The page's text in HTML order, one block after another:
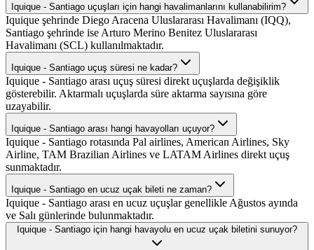
Iquique - Santiago uçuşları için hangi havalimanlarını kullanabilirim?
Iquique şehrinde Diego Aracena Uluslararası Havalimanı (IQQ),
Santiago şehrinde ise Arturo Merino Benitez Uluslararası
Havalimanı (SCL) kullanılmaktadır.
Iquique - Santiago uçuş süresi ne kadar?
Iquique - Santiago arası uçuş süresi direkt uçuşlarda değişiklik
gösterebilir. Aktarmalı uçuşlarda süre aktarma sayısına göre
uzayabilir.
Iquique - Santiago arası hangi havayolları uçuyor?
Iquique - Santiago rotasında Pal airlines, American Airlines, Sky
Airline, TAM Brazilian Airlines ve LATAM Airlines direkt uçuş
sunmaktadır.
Iquique - Santiago en ucuz uçak bileti ne zaman?
Iquique - Santiago arası en ucuz uçuşlar genellikle Ağustos ayında
ve Salı günlerinde bulunmaktadır.
Iquique - Santiago için hangi havayolu en ucuz uçak biletini sunuyor?